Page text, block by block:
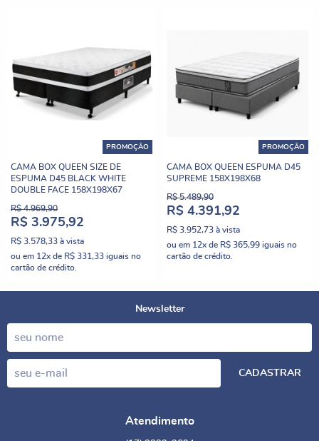
PROMOÇÃO
CAMA BOX QUEEN SIZE DE
ESPUMA D45 BLACK WHITE
DOUBLE FACE 158X198X67
R$ 4.969,90
R$ 3.975,92
R$ 3.578,33 à vista
ou em 12x de R$ 331,33 iguais no
cartão de crédito.
PROMOÇÃO
CAMA BOX QUEEN ESPUMA D45
SUPREME 158X198X68
R$ 5.489,90
R$ 4.391,92
R$ 3.952,73 à vista
ou em 12x de R$ 365,99 iguais no
cartão de crédito.
Newsletter
CADASTRAR
Atendimento